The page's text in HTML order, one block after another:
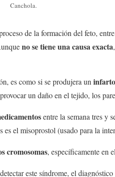
Canchola.
de la formación del feto,
no se tiene una causa exacta
es como si se produjera un
un daño en el tejido, los
entre la semana tres y
el misoprostol (usado para la
cromosomas, específicamente en
este síndrome, el